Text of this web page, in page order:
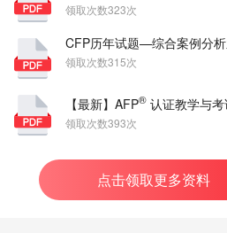
领取次数323次
CFP历年试题—综合案例分
领取次数315次
【最新】AFP® 认证教学与
领取次数393次
点击领取更多资料